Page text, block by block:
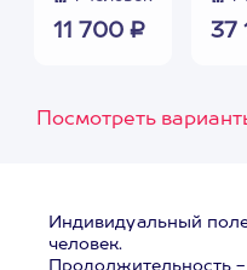
11 700 ₽ 37
Посмотреть
Индивидуальный
человек.
Продолжительность